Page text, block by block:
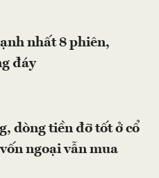
nhất 8 phiên,
đáy
dòng tiền đỡ tốt ở cổ
ngoại vẫn mua